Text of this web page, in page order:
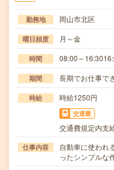
勤務地 岡山市北区
曜日頻度 月～金
時間 08:00～
期間 長期でお仕事で
時給 時給1250円
交通費
交通費規定内支
仕事内容
自動車に使われ
ったシンプルな